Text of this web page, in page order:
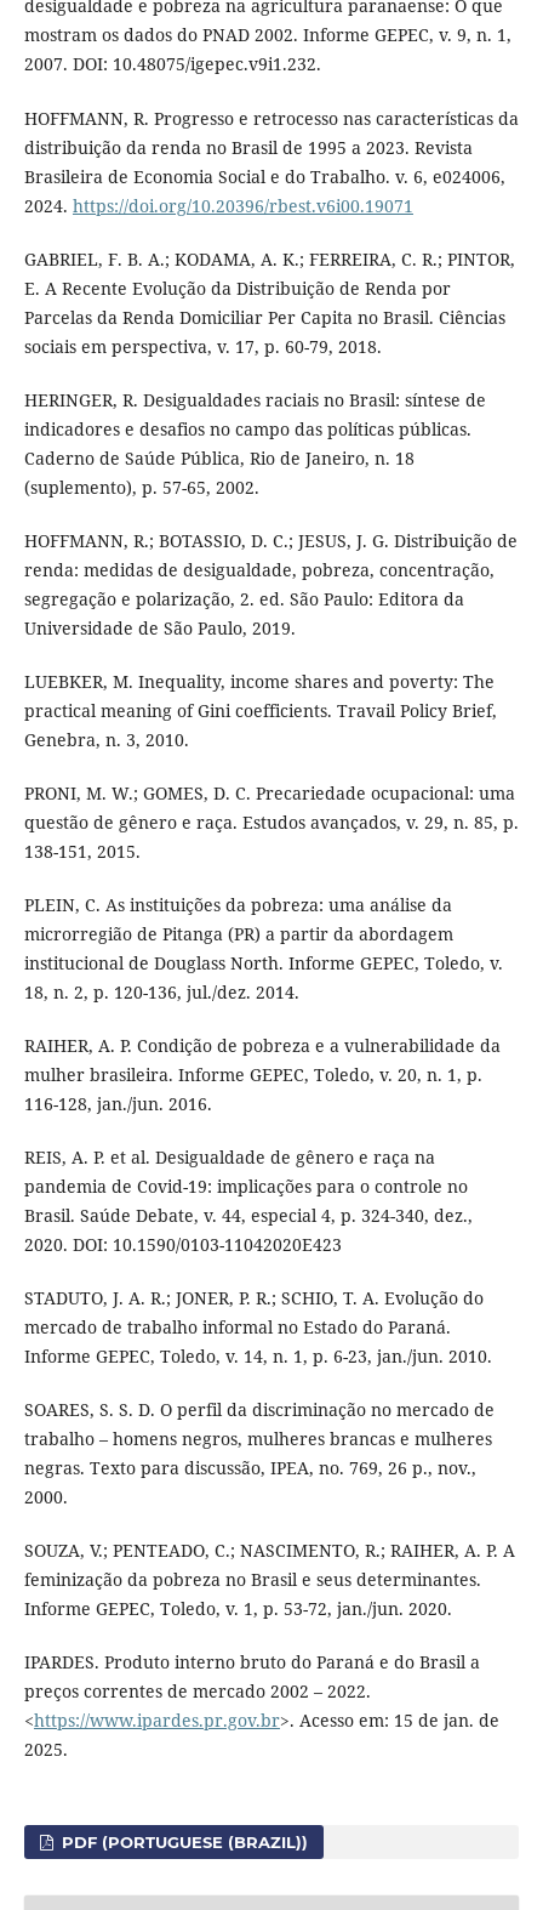
desigualdade e pobreza na agricultura paranaense: O que
mostram os dados do PNAD 2002. Informe GEPEC, v. 9, n. 1,
2007. DOI: 10.48075/igepec.v9i1.232.
HOFFMANN, R. Progresso e retrocesso nas características da
distribuição da renda no Brasil de 1995 a 2023. Revista
Brasileira de Economia Social e do Trabalho. v. 6, e024006,
2024. https://doi.org/10.20396/rbest.v6i00.19071
GABRIEL, F. B. A.; KODAMA, A. K.; FERREIRA, C. R.; PINTOR,
E. A Recente Evolução da Distribuição de Renda por
Parcelas da Renda Domiciliar Per Capita no Brasil. Ciências
sociais em perspectiva, v. 17, p. 60-79, 2018.
HERINGER, R. Desigualdades raciais no Brasil: síntese de
indicadores e desafios no campo das políticas públicas.
Caderno de Saúde Pública, Rio de Janeiro, n. 18
(suplemento), p. 57-65, 2002.
HOFFMANN, R.; BOTASSIO, D. C.; JESUS, J. G. Distribuição de
renda: medidas de desigualdade, pobreza, concentração,
segregação e polarização, 2. ed. São Paulo: Editora da
Universidade de São Paulo, 2019.
LUEBKER, M. Inequality, income shares and poverty: The
practical meaning of Gini coefficients. Travail Policy Brief,
Genebra, n. 3, 2010.
PRONI, M. W.; GOMES, D. C. Precariedade ocupacional: uma
questão de gênero e raça. Estudos avançados, v. 29, n. 85, p.
138-151, 2015.
PLEIN, C. As instituições da pobreza: uma análise da
microrregião de Pitanga (PR) a partir da abordagem
institucional de Douglass North. Informe GEPEC, Toledo, v.
18, n. 2, p. 120-136, jul./dez. 2014.
RAIHER, A. P. Condição de pobreza e a vulnerabilidade da
mulher brasileira. Informe GEPEC, Toledo, v. 20, n. 1, p.
116-128, jan./jun. 2016.
REIS, A. P. et al. Desigualdade de gênero e raça na
pandemia de Covid-19: implicações para o controle no
Brasil. Saúde Debate, v. 44, especial 4, p. 324-340, dez.,
2020. DOI: 10.1590/0103-11042020E423
STADUTO, J. A. R.; JONER, P. R.; SCHIO, T. A. Evolução do
mercado de trabalho informal no Estado do Paraná.
Informe GEPEC, Toledo, v. 14, n. 1, p. 6-23, jan./jun. 2010.
SOARES, S. S. D. O perfil da discriminação no mercado de
trabalho – homens negros, mulheres brancas e mulheres
negras. Texto para discussão, IPEA, no. 769, 26 p., nov.,
2000.
SOUZA, V.; PENTEADO, C.; NASCIMENTO, R.; RAIHER, A. P. A
feminização da pobreza no Brasil e seus determinantes.
Informe GEPEC, Toledo, v. 1, p. 53-72, jan./jun. 2020.
IPARDES. Produto interno bruto do Paraná e do Brasil a
preços correntes de mercado 2002 – 2022.
<https://www.ipardes.pr.gov.br>. Acesso em: 15 de jan. de
2025.
PDF (PORTUGUESE (BRAZIL))